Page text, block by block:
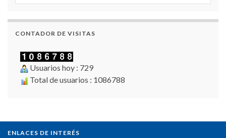
CONTADOR DE VISITAS
Usuarios hoy : 729
Total de usuarios : 1086788
ENLACES DE INTERÉS